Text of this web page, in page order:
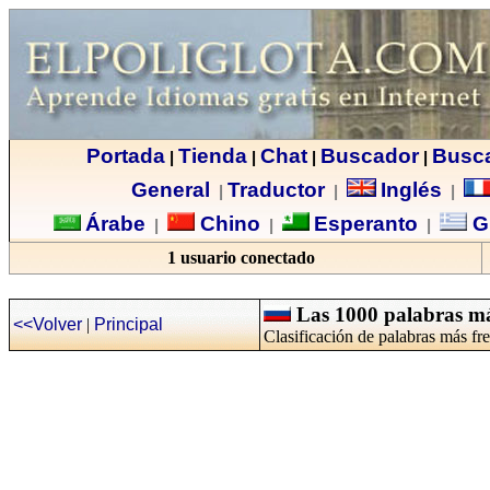
Portada| Tienda| Chat| Buscador|
General
Traductor| Inglés
Árabe Chino Esperanto
1 usuario conectado
<<Volver|Principal Las 1000 palabras
Clasificación de palabras más